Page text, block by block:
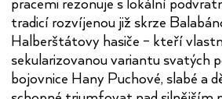
tradicí rozvíjenou již skrze
Halberštátovy hasiče – kteří
sekularizovanou variantu svatých
bojovnice Hany Puchové, slabé a